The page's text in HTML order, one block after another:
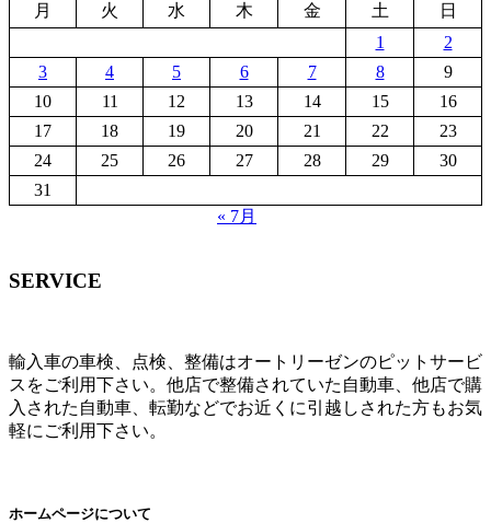
月
火 水 木 金 土
日
1
2
3
4 5 6 7 8
9
10
11 12 13 14 15
16
17
18 19 20 21 22
23
24
25 26 27 28 29
30
31
« 7月
SERVICE
輸入車の車検、点検、整備はオートリーゼンのピットサービ
スをご利用下さい。他店で整備されていた自動車、他店で購
入された自動車、転勤などでお近くに引越しされた方もお気
軽にご利用下さい。
ホームページについて